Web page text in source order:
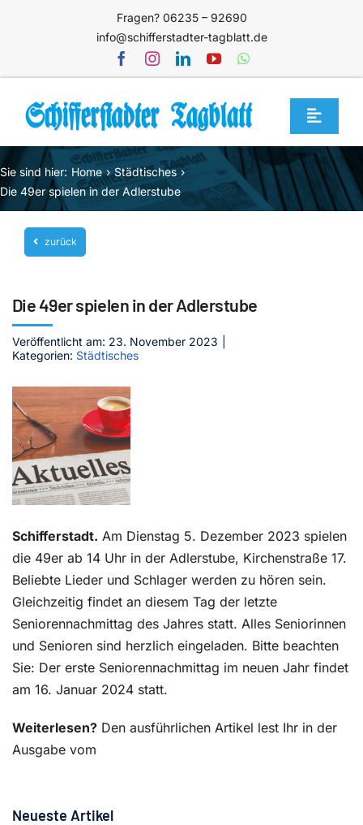
Fragen? 06235 – 92690
info@schifferstadter-tagblatt.de
Toggle
Home
Themen
Blog
Unternehmen
Mediathek
Jetzt abonnieren
Kontakt
Sie sind hier: Home
Städtisches
Die 49er spielen in der Adlerstube
zurück
Die 49er spielen in der Adlerstube
Veröffentlicht am: 23. November 2023
Kategorien: Städtisches
Schifferstadt. Am Dienstag 5. Dezember 2023 spielen
die 49er ab 14 Uhr in der Adlerstube, Kirchenstraße 17.
Beliebte Lieder und Schlager werden zu hören sein.
Gleichzeitig findet an diesem Tag der letzte
Seniorennachmittag des Jahres statt. Alles Seniorinnen
und Senioren sind herzlich eingeladen. Bitte beachten
Sie: Der erste Seniorennachmittag im neuen Jahr findet
am 16. Januar 2024 statt.
Weiterlesen? Den ausführlichen Artikel lest Ihr in der
Ausgabe vom
Neueste Artikel